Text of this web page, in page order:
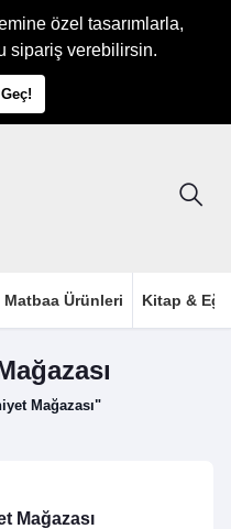
özel tasarımlarla,
sipariş verebilirsin.
Matbaa Ürünleri Kitap &
Mağazası"
Mağazası